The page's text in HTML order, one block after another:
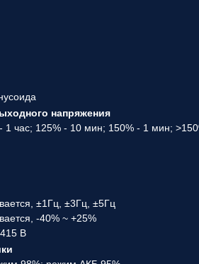
напряжения
1 час; 125% - 10 мин; 150% - 1 мин;
±1Гц, ±3Гц, ±5Гц
-40% ~ +25%
В